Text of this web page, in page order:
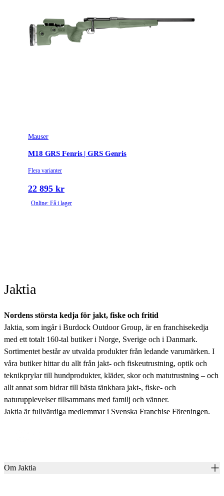
Mauser
M18 GRS Fenris | GRS Genris
Flera varianter
22 895 kr
Online: Få i lager
Jaktia
Nordens största kedja för jakt, fiske och fritid
Jaktia, som ingår i Burdock Outdoor Group, är en franchisekedja
med ett totalt 160-tal butiker i Norge, Sverige och i Danmark.
Sortimentet består av utvalda produkter från ledande varumärken. I
våra butiker hittar du allt från jakt- och fiskeutrustning, optik och
teknikprylar till hundprodukter, kläder, skor och matutrustning – och
allt annat som bidrar till bästa tänkbara jakt-, fiske- och
naturupplevelser tillsammans med familj och vänner.
Jaktia är fullvärdiga medlemmar i Svenska Franchise Föreningen.
Om Jaktia